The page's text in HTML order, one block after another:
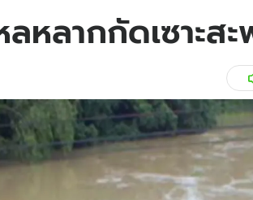
สถิติหวยไทย
วัยรุ่น
รถยนต์
สุขภาพ
เที่ยว-กิน
Tasteful
หลากกัดเซาะส